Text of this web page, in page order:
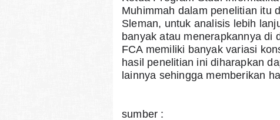
Muhimmah dalam penelitian itu
Sleman, untuk analisis lebih
banyak atau menerapkannya di
FCA memiliki banyak variasi
hasil penelitian ini diharapkan
lainnya sehingga memberikan